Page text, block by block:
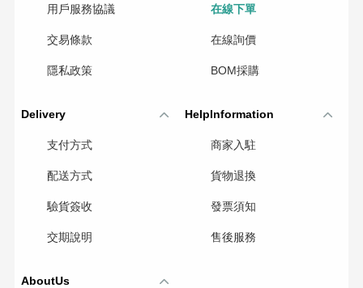
用戶服務協議
交易條款
隱私政策
在線下單
在線詢價
BOM採購
Delivery
支付方式
配送方式
驗貨簽收
交期說明
HelpInformation
商家入駐
貨物退換
發票須知
售後服務
AboutUs